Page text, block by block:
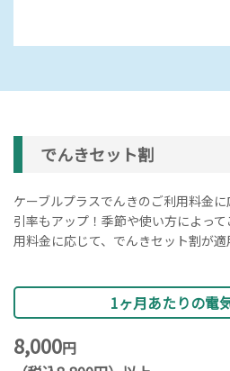
でんきセット割
ケーブルプラスでんきのご利用料金
引率もアップ！季節や使い方によっ
用料金に応じて、 でんきセット割が適
1ヶ月あたりの電
8,000円